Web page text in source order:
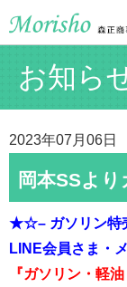
お知ら
2023年07月06日
岡本SSよ
★☆– ガソリン
LINE会員さま・
『ガソリン・軽